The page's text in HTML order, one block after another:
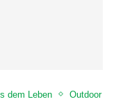
dem Leben Outdoor